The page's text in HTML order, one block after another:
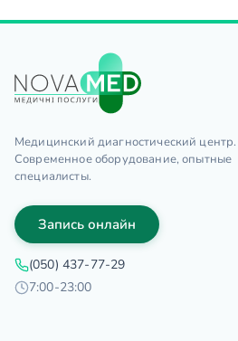
Медицинский диагностический центр.
Современное оборудование, опытные
специалисты.
Запись онлайн
(050) 437-77-29
7:00-23:00